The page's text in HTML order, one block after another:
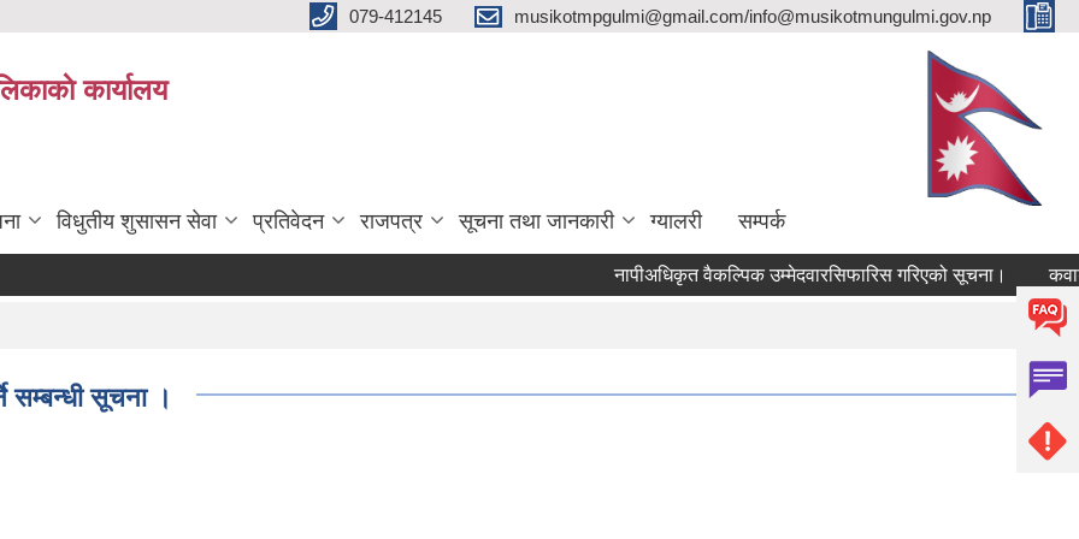
079-412145 musikotmpgulmi@gmail.com/info@musikotmungulmi.gov.np
कार्यालय
विधुतीय शुसासन सेवा प्रतिवेदन राजपत्र सूचना तथा जानकारी ग्यालरी सम्पर्क
नापीअधिकृत वैकल्पिक उम्मेदवारसिफारिस गरिएको सूचना। कवाडी
सम्बन्धी सूचना ।